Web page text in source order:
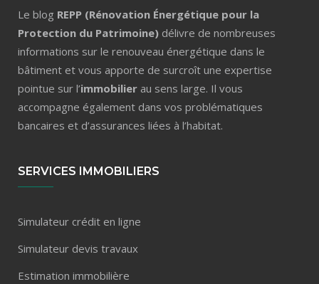
Le blog REPP (Rénovation Énergétique pour la
Protection du Patrimoine) délivre de nombreuses
informations sur le renouveau énergétique dans le
bâtiment et vous apporte de surcroît une expertise
pointue sur l’immobilier au sens large. Il vous
accompagne également dans vos problématiques
bancaires et d’assurances liées à l’habitat.
SERVICES IMMOBILIERS
Simulateur crédit en ligne
Simulateur devis travaux
Estimation immobilière